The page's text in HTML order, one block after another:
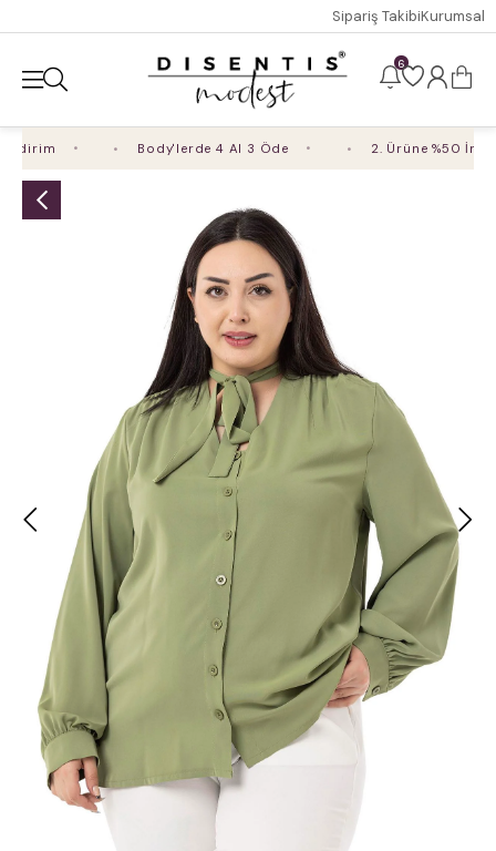
Sipariş TakibiKurumsal
6
Body'lerde 4 Al 3 Öde 2. Ürüne %50 İndirim